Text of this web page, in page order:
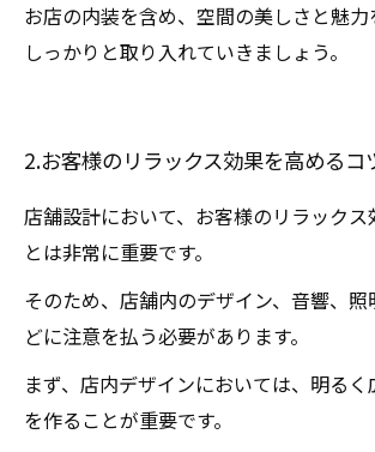
お店の内装を含め、空間の美しさと魅
しっかりと取り入れていきましょう。
2.お客様のリラックス効果を高めるコ
店舗設計において、お客様のリラックス
とは非常に重要です。
そのため、店舗内のデザイン、音響、
どに注意を払う必要があります。
まず、店内デザインにおいては、明る
を作ることが重要です。